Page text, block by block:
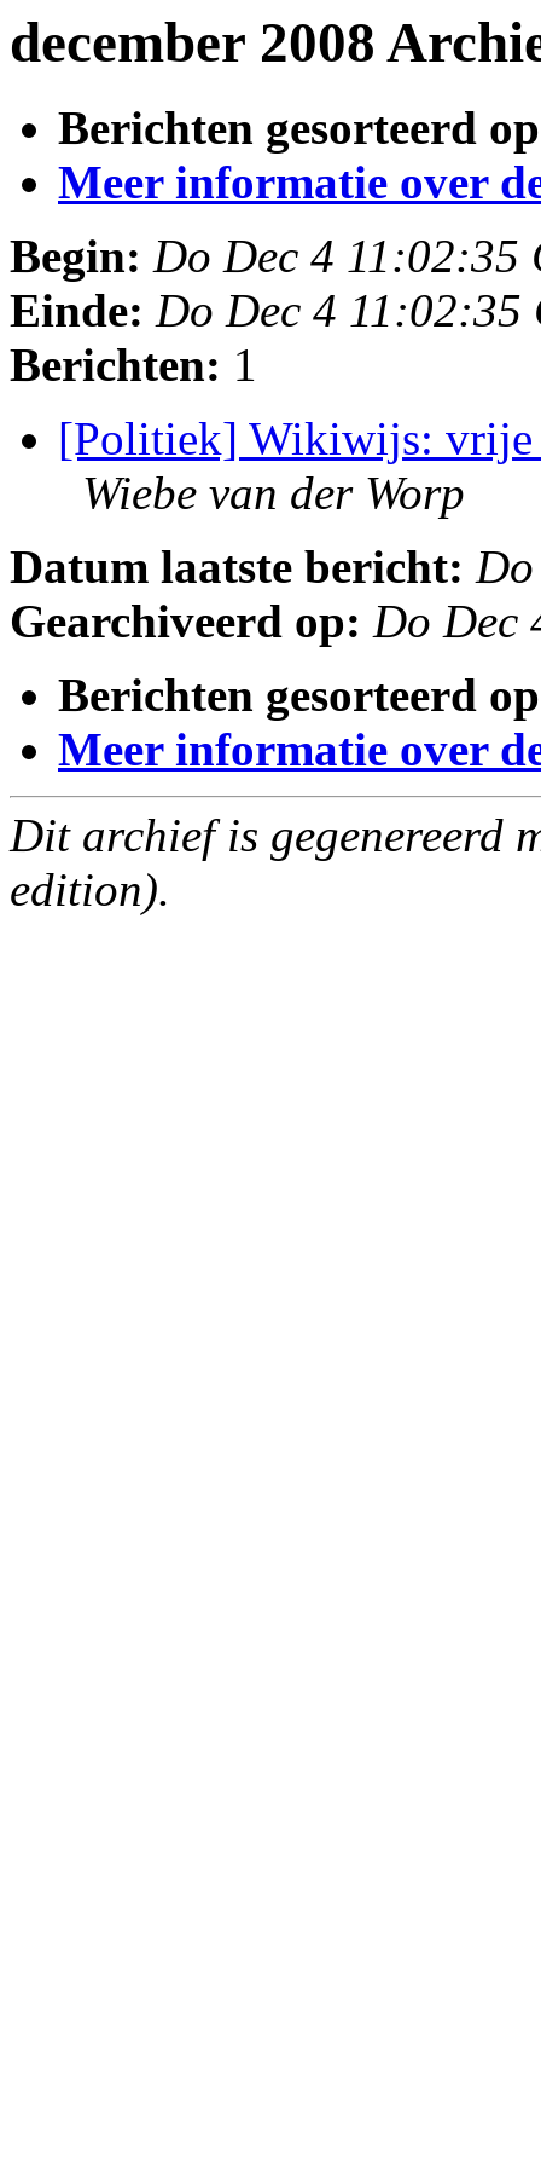
december 2008
Berichten gesorteerd
Meer informatie over
Begin: Do Dec 4 11:02:35
Einde: Do Dec 4 11:02:35
Berichten: 1
[Politiek] Wikiwijs: vrije
Wiebe van der Worp
Datum laatste bericht:
Gearchiveerd op: Do Dec
Berichten gesorteerd
Meer informatie over
Dit archief is gegenereerd
edition).